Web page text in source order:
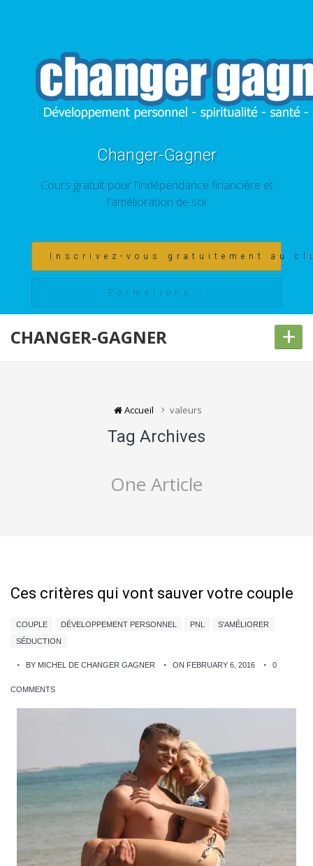
Changer-Gagner
Cours gratuit pour l'indépendance financière et
l'amélioration de soi
Inscrivez-vous gratuitement au
Formations !
CHANGER-GAGNER +
Accueil valeurs
Tag Archives
One Article
Ces critères qui vont sauver votre couple
COUPLE DÉVELOPPEMENT PERSONNEL PNL
S'AMÉLIORER
SÉDUCTION
BY MICHEL DE CHANGER GAGNER ON FEBRUARY 6, 2016 0
COMMENTS